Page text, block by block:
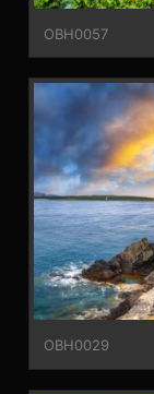
OBH0057
OBH0029